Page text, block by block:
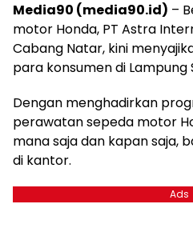
Media90 (media90.id) –
motor Honda, PT Astra
Cabang Natar, kini
para konsumen di Lampung
Dengan menghadirkan
perawatan sepeda motor
mana saja dan kapan saja,
di kantor.
Ads